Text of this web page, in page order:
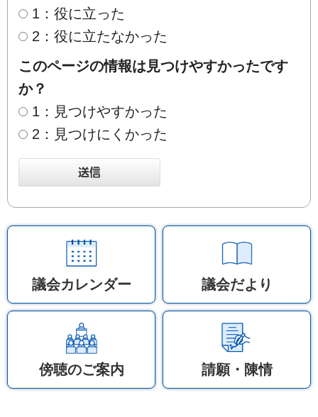
1：役に立った
2：役に立たなかった
このページの情報は見つけやすかったです
か？
1：見つけやすかった
2：見つけにくかった
議会カレンダー 議会だより
傍聴のご案内 請願・陳情